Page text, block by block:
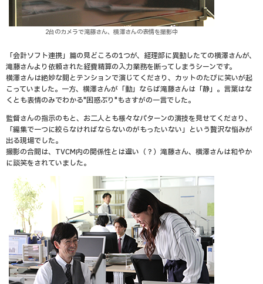
2台のカメラで滝藤さん、横澤さんの表情を撮影中
「会計ソフト連携」篇の見どころの1つが、経理部に異動したての横澤さんが、
滝藤さんより依頼された経費精算の入力業務を断ってしまうシーンです。
横澤さんは絶妙な間とテンションで演じてくださり、カットのたびに笑いが起
こっていました。一方、横澤さんが「動」ならば滝藤さんは「静」。言葉はな
くとも表情のみでわかる"困惑ぶり"もさすがの一言でした。
監督さんの指示のもと、お二人とも様々なパターンの演技を見せてくださり、
「編集で一つに絞らなければならないのがもったいない」という贅沢な悩みが
出る現場でした。
撮影の合間は、TVCM内の関係性とは違い（？）滝藤さん、横澤さんは和やか
に談笑をされていました。